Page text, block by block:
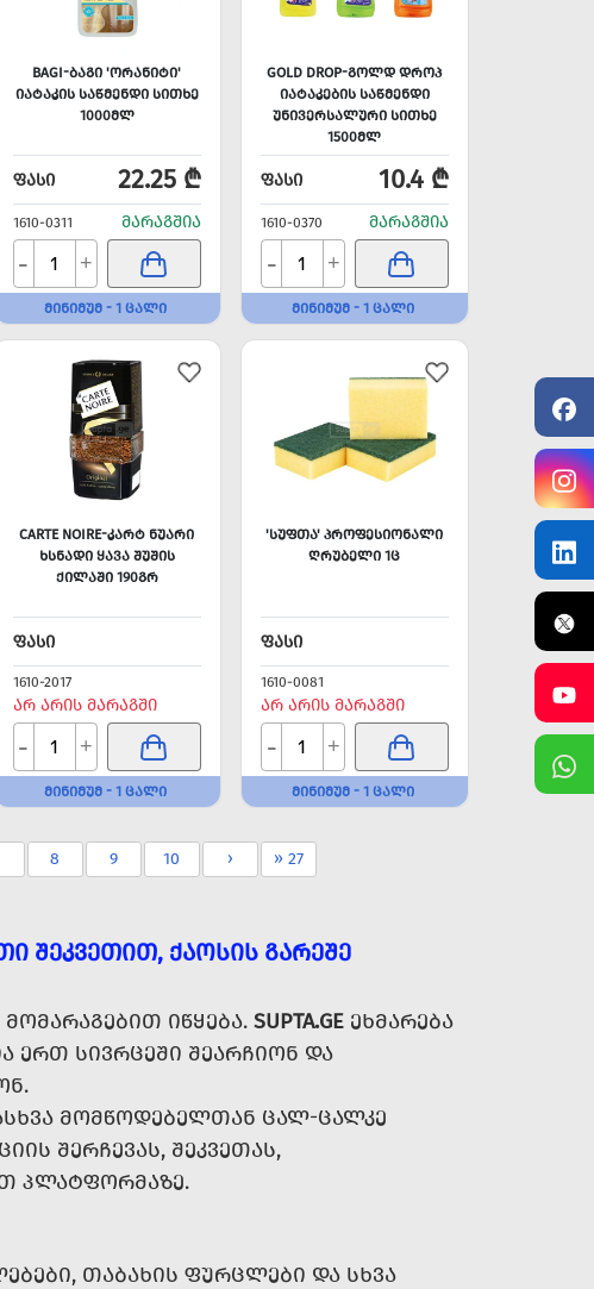
BAGI-ᲑᲐᲒᲘ 'ᲝᲠᲐᲜᲘᲢᲘ'
ᲘᲐᲢᲐᲙᲘᲡ ᲡᲐᲬᲛᲔᲜᲓᲘ ᲡᲘᲗᲮᲔ
1000ᲛᲚ
ᲤᲐᲡᲘ 22.25 ₾
1610-0311 ᲛᲐᲠᲐᲒᲨᲘᲐ
- +
ᲛᲘᲜᲘᲛᲣᲛ - 1 ᲪᲐᲚᲘ
GOLD DROP-ᲒᲝᲚᲓ ᲓᲠᲝᲞ
ᲘᲐᲢᲐᲙᲔᲑᲘᲡ ᲡᲐᲬᲛᲔᲜᲓᲘ
ᲣᲜᲘᲕᲔᲠᲡᲐᲚᲣᲠᲘ ᲡᲘᲗᲮᲔ
1500ᲛᲚ
ᲤᲐᲡᲘ 10.4 ₾
1610-0370 ᲛᲐᲠᲐᲒᲨᲘᲐ
- +
ᲛᲘᲜᲘᲛᲣᲛ - 1 ᲪᲐᲚᲘ
CARTE NOIRE-ᲙᲐᲠᲢ ᲜᲣᲐᲠᲘ
ᲮᲡᲜᲐᲓᲘ ᲧᲐᲕᲐ ᲨᲣᲨᲘᲡ
ᲥᲘᲚᲐᲨᲘ 190ᲒᲠ
ᲤᲐᲡᲘ
1610-2017
ᲐᲠ ᲐᲠᲘᲡ ᲛᲐᲠᲐᲒᲨᲘ
- +
ᲛᲘᲜᲘᲛᲣᲛ - 1 ᲪᲐᲚᲘ
'ᲡᲣᲤᲗᲐ' ᲞᲠᲝᲤᲔᲡᲘᲝᲜᲐᲚᲘ
ᲦᲠᲣᲑᲔᲚᲘ 1Ც
ᲤᲐᲡᲘ
1610-0081
ᲐᲠ ᲐᲠᲘᲡ ᲛᲐᲠᲐᲒᲨᲘ
- +
ᲛᲘᲜᲘᲛᲣᲛ - 1 ᲪᲐᲚᲘ
8 9 10 › » 27
ᲨᲔᲙᲕᲔᲗᲘᲗ, ᲥᲐᲝᲡᲘᲡ ᲒᲐᲠᲔᲨᲔ
ᲘᲬᲧᲔᲑᲐ. SUPTA.GEᲔᲮᲛᲐᲠᲔᲑᲐ
ᲔᲠᲗ ᲡᲘᲕᲠᲪᲔᲨᲘ ᲨᲔᲐᲠᲩᲘᲝᲜ ᲓᲐ
ᲛᲝᲛᲬᲝᲓᲔᲑᲔᲚᲗᲐᲜ ᲪᲐᲚ-ᲪᲐᲚᲙᲔ
ᲨᲔᲠᲩᲔᲕᲐᲡ, ᲨᲔᲙᲕᲔᲗᲐᲡ,
ᲞᲚᲐᲢᲤᲝᲠᲛᲐᲖᲔ.
ᲗᲐᲑᲐᲮᲘᲡ ᲤᲣᲠᲪᲚᲔᲑᲘ ᲓᲐ ᲡᲮᲕᲐ